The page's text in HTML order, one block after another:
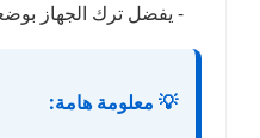
- يفضل ترك الجهاز
💡 معلومة هامة: